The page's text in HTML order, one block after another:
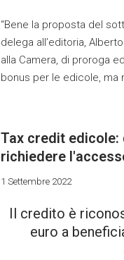
“Bene la proposta del
delega all’editoria,
alla Camera, di proroga
bonus per le edicole, ma
Tax credit
richiedere
1 Settembre 2022
Il credito è
euro a